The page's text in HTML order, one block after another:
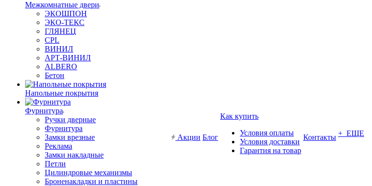
Межкомнатные двери
ЭКОШПОН
ЭКО-ТЕКС
ГЛЯНЕЦ
CPL
ВИНИЛ
АРТ-ВИНИЛ
ALBERO
Бетон
Напольные покрытия
Фурнитура
Ручки дверные
Фурнитура
Замки врезные
Реклама
Замки накладные
Петли
Цилиндровые механизмы
Броненакладки и пластины
Акции Блог
Как купить
Условия оплаты
Условия доставки
Гарантия на товар
Контакты + ЕЩЕ